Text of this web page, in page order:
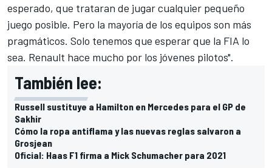
esperado, que trataran de jugar cualquier pequeño
juego posible. Pero la mayoría de los equipos son más
pragmáticos. Solo tenemos que esperar que la FIA lo
sea. Renault hace mucho por los jóvenes pilotos".
También lee:
Russell sustituye a Hamilton en Mercedes para el GP de
Sakhir
Cómo la ropa antiflama y las nuevas reglas salvaron a
Grosjean
Oficial: Haas F1 firma a Mick Schumacher para 2021